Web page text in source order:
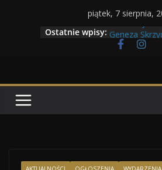
piątek, 7 sierpnia,
Ostatnie wpisy:
Maratony
Geneza
Wojna